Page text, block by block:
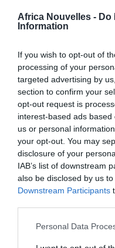
Africa Nouvelles - Do
Information
If you wish to opt-out of
processing of your
targeted advertising by
section to confirm your
opt-out request is
interest-based ads
us or personal
your opt-out. You may
disclosure of your
IAB’s list of downstream
also be disclosed by us
Downstream Participants
Personal Data
centri di accoglienza
faranno fare? « . Lo ha
federale della Lega
un’iniziativa
alla Camera.
Vorremmo
le verifiche e togliere
presente in
il business, io lo
spiegato il
Fedriga.